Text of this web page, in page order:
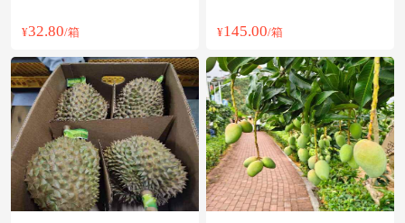
¥32.80/箱 ¥145.00/箱